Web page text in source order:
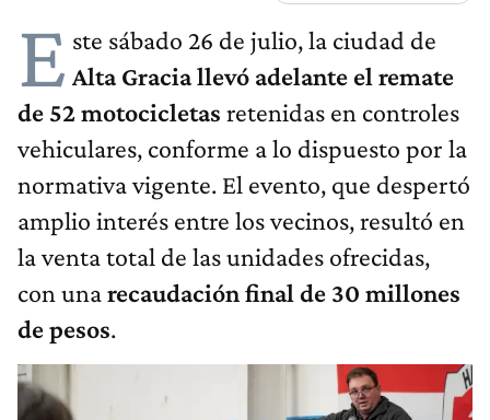
E ste sábado 26 de julio, la ciudad de
Alta Gracia llevó adelante el remate
de 52 motocicletas retenidas en controles
vehiculares, conforme a lo dispuesto por la
normativa vigente. El evento, que despertó
amplio interés entre los vecinos, resultó en
la venta total de las unidades ofrecidas,
con unarecaudación final de 30 millones
de pesos.